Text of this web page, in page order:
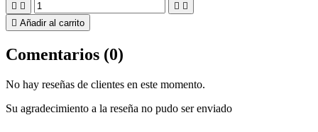
   
 Añadir al carrito
Comentarios (0)
No hay reseñas de clientes en este momento.
Su agradecimiento a la reseña no pudo ser enviado